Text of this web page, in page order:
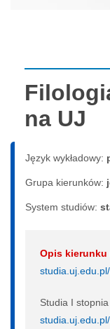
na UJ
Język wykładowy:
Grupa kierunków:
System studiów:
Opis kierunku
Studia I